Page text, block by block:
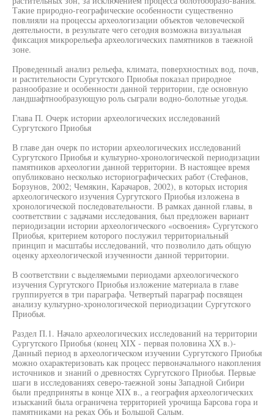
Такие природно-географические особенности существенно
повлияли на процессы археологизации объектов человеческой
деятельности, в результате чего сегодня возможна визуальная
фиксация микрорельефа археологических памятников в таежной
зоне.
Проведенный анализ рельефа, климата, поверхностных вод, почв,
и растительности Сургутского Приобья показал природное
разнообразие и особенности данной территории, где основную
ландшафтнообразующую роль сыграли водно-болотные угодья.
Глава П. Очерк истории археологических исследований
Сургутского Приобья
В главе дан очерк по истории археологических исследований
Сургутского Приобья и культурно-хронологической периодизации
памятников археологии данной территории. В настоящее время
опубликовано несколько историографических работ (Стефанов,
Борзунов, 2002; Чемякин, Карачаров, 2002), в которых история
археологического изучения Сургутского Приобья изложена в
хронологической последовательности. В рамках данной главы, в
соответствии с задачами исследования, был предложен вариант
периодизации истории археологического «освоения» Сургутского
Приобья, критерием которого послужил территориальный
принцип и масштабы исследований, что позволило дать общую
оценку археологической изученности данной территории.
В соответствии с выделяемыми периодами археологического
изучения Сургутского Приобья изложение материала в главе
группируется в три параграфа. Четвертый параграф посвящен
анализу культурно-хронологической периодизации Сургутского
Приобья.
Раздел П.1. Начало археологических исследований на территории
Сургутского Приобья (конец XIX - первая половина XX в.)-
Данный период в археологическом изучении Сургутского Приобья
можно охарактеризовать как процесс первоначального накопления
источников и знаний о древностях Сургутского Приобья. Первые
шаги в исследованиях северо-таежной зоны Западной Сибири
были предприняты в конце XIX в., а география археологических
изысканий была ограничена территорией урочища Барсова гора и
памятниками на реках Обь и Большой Салым.